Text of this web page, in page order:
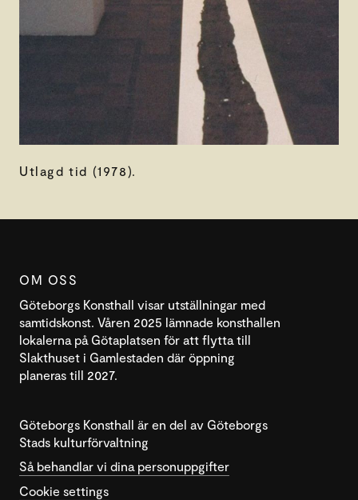
Utlagd tid (1978).
OM OSS
Göteborgs Konsthall visar utställningar med
samtidskonst. Våren 2025 lämnade konsthallen
lokalerna på Götaplatsen för att flytta till
Slakthuset i Gamlestaden där öppning
planeras till 2027.
Göteborgs Konsthall är en del av Göteborgs
Stads kulturförvaltning
Så behandlar vi dina personuppgifter
Cookie settings